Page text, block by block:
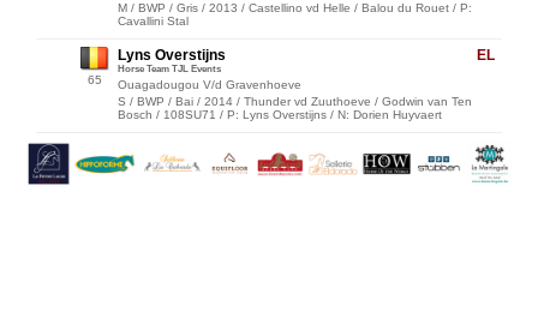
M / BWP / Gris / 2013 / Castellino vd Helle / Balou du Rouet / P:
Cavallini Stal
65
EL
Lyns Overstijns
Horse Team TJL Events
Ouagadougou V/d Gravenhoeve
S / BWP / Bai / 2014 / Thunder vd Zuuthoeve / Godwin van Ten
Bosch / 108SU71 / P: Lyns Overstijns / N: Dorien Huyvaert